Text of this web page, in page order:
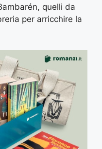
quelli da
per arricchire la